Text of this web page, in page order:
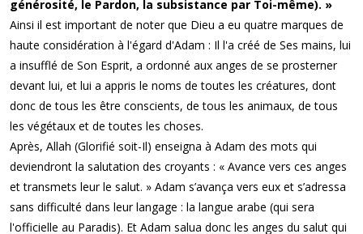
générosité, le Pardon, la subsistance par Toi-même). »
Ainsi il est important de noter que Dieu a eu quatre marques de
haute considération à l'égard d'Adam : Il l'a créé de Ses mains, lui
a insufflé de Son Esprit, a ordonné aux anges de se prosterner
devant lui, et lui a appris le noms de toutes les créatures, dont
donc de tous les être conscients, de tous les animaux, de tous
les végétaux et de toutes les choses.
Après, Allah (Glorifié soit-Il) enseigna à Adam des mots qui
deviendront la salutation des croyants : « Avance vers ces anges
et transmets leur le salut. » Adam s’avança vers eux et s’adressa
sans difficulté dans leur langage : la langue arabe (qui sera
l'officielle au Paradis). Et Adam salua donc les anges du salut qui